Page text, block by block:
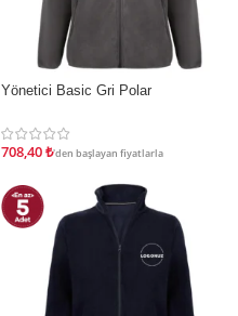
İNDIRIM
Yönetici Basic Gri Polar
708,40₺'den başlayan fiyatlarla